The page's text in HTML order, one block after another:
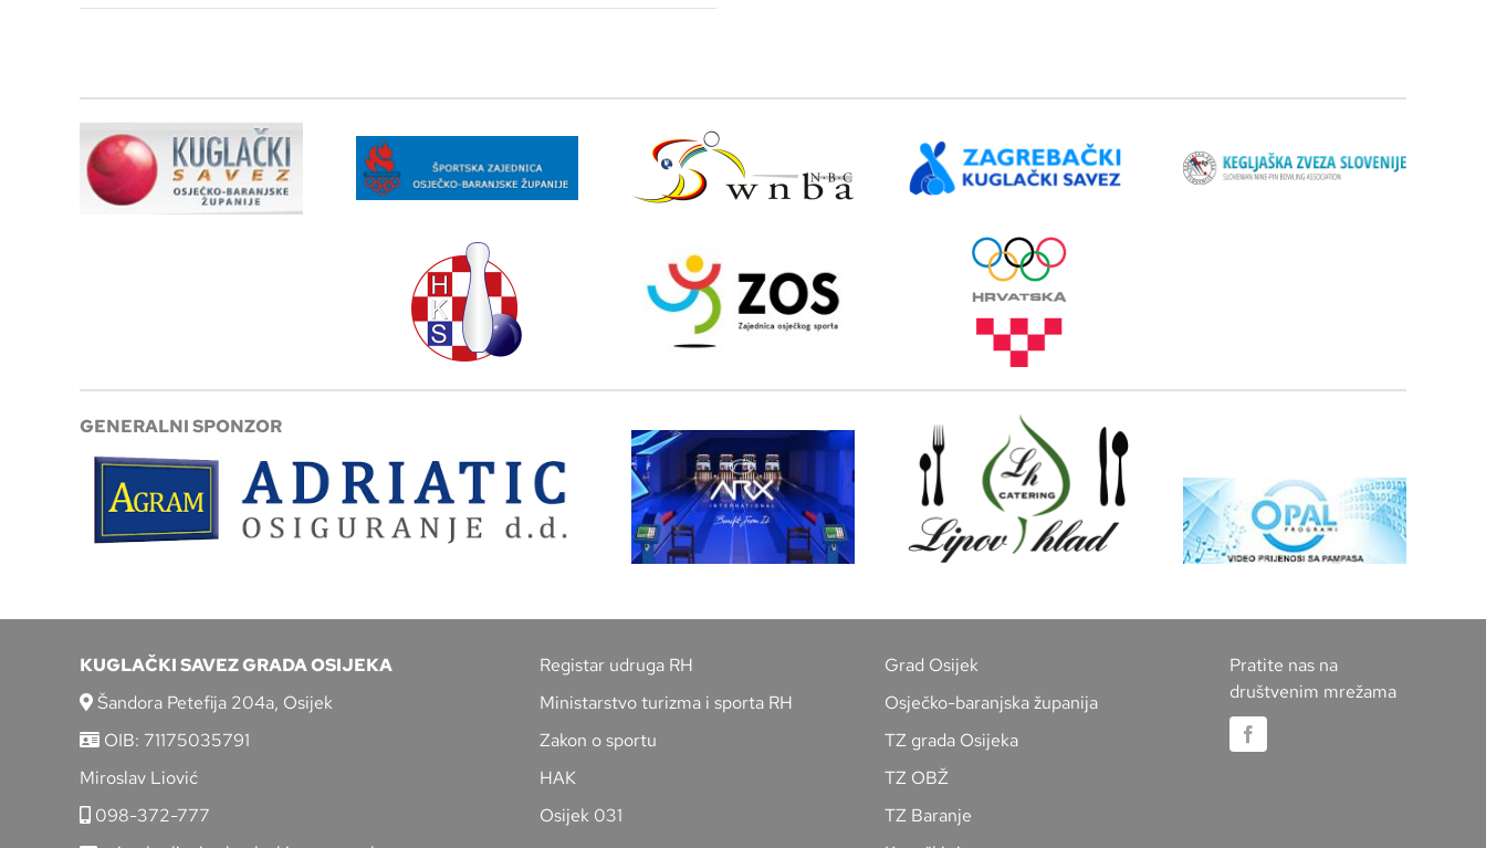
GENERALNI SPONZOR
KUGLAČKI SAVEZ GRADA OSIJEKA
Šandora Petefija 204a, Osijek
OIB: 71175035791
Miroslav Liović
098-372-777
Registar udruga RH
Ministarstvo turizma i sporta RH
Zakon o sportu
HAK
Osijek 031
Grad Osijek
Osječko-baranjska županija
TZ grada Osijeka
TZ OBŽ
TZ Baranje
Pratite nas na
društvenim mrežama